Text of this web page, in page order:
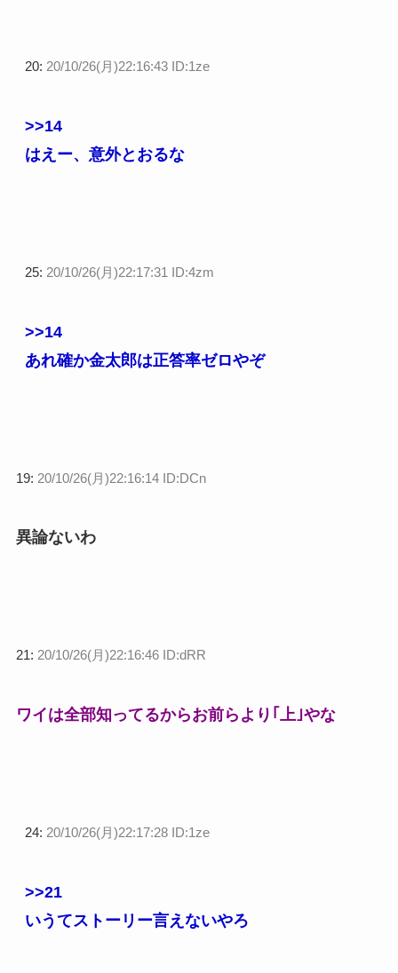
20: 20/10/26(月)22:16:43 ID:1ze
>>14
はえー、意外とおるな
25: 20/10/26(月)22:17:31 ID:4zm
>>14
あれ確か金太郎は正答率ゼロやぞ
19: 20/10/26(月)22:16:14 ID:DCn
異論ないわ
21: 20/10/26(月)22:16:46 ID:dRR
ワイは全部知ってるからお前らより｢上｣やな
24: 20/10/26(月)22:17:28 ID:1ze
>>21
いうてストーリー言えないやろ